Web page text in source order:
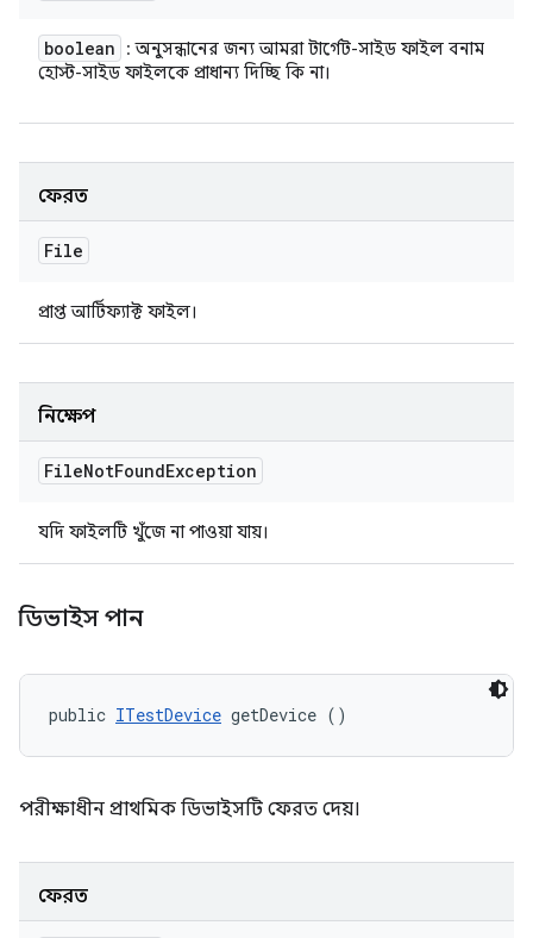
boolean
: অনুসন্ধানের জন্য আমরা টার্গেট-সাইড ফাইল বনাম
হোস্ট-সাইড ফাইলকে প্রাধান্য দিচ্ছি কি না।
ফেরত
File
প্রাপ্ত আর্টিফ্যাক্ট ফাইল।
নিক্ষেপ
FileNotFoundException
যদি ফাইলটি খুঁজে না পাওয়া যায়।
ডিভাইস পান
public ITestDevice getDevice ()
পরীক্ষাধীন প্রাথমিক ডিভাইসটি ফেরত দেয়।
ফেরত